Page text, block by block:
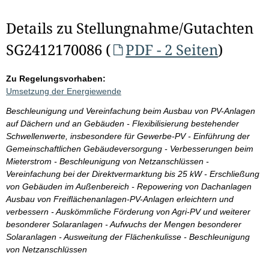
Details zu Stellungnahme/Gutachten
SG2412170086 (
PDF - 2 Seiten)
Zu Regelungsvorhaben:
Umsetzung der Energiewende
Beschleunigung und Vereinfachung beim Ausbau von PV-Anlagen
auf Dächern und an Gebäuden - Flexibilisierung bestehender
Schwellenwerte, insbesondere für Gewerbe-PV - Einführung der
Gemeinschaftlichen Gebäudeversorgung - Verbesserungen beim
Mieterstrom - Beschleunigung von Netzanschlüssen -
Vereinfachung bei der Direktvermarktung bis 25 kW - Erschließung
von Gebäuden im Außenbereich - Repowering von Dachanlagen
Ausbau von Freiflächenanlagen-PV-Anlagen erleichtern und
verbessern - Auskömmliche Förderung von Agri-PV und weiterer
besonderer Solaranlagen - Aufwuchs der Mengen besonderer
Solaranlagen - Ausweitung der Flächenkulisse - Beschleunigung
von Netzanschlüssen